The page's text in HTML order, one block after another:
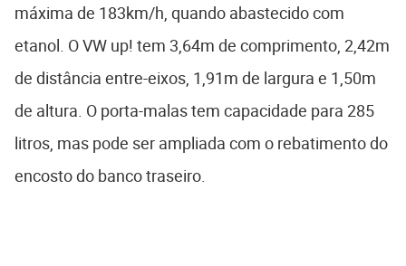
máxima de 183km/h, quando abastecido com
etanol. O VW up! tem 3,64m de comprimento, 2,42m
de distância entre-eixos, 1,91m de largura e 1,50m
de altura. O porta-malas tem capacidade para 285
litros, mas pode ser ampliada com o rebatimento do
encosto do banco traseiro.